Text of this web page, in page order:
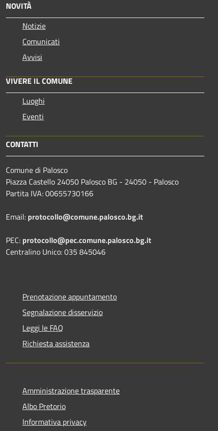
NOVITÀ
Notizie
Comunicati
Avvisi
VIVERE IL COMUNE
Luoghi
Eventi
CONTATTI
Comune di Palosco
Piazza Castello 24050 Palosco BG - 24050 - Palosco
Partita IVA: 00655730166
Email: protocollo@comune.palosco.bg.it
PEC: protocollo@pec.comune.palosco.bg.it
Centralino Unico: 035 845046
Prenotazione appuntamento
Segnalazione disservizio
Leggi le FAQ
Richiesta assistenza
Amministrazione trasparente
Albo Pretorio
Informativa privacy